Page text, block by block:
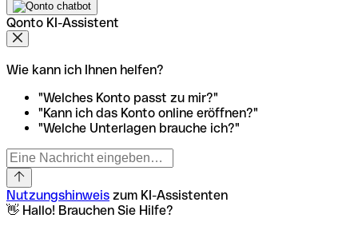
Qonto KI-Assistent
Wie kann ich Ihnen helfen?
"Welches Konto passt zu mir?"
"Kann ich das Konto online eröffnen?"
"Welche Unterlagen brauche ich?"
Nutzungshinweis zum KI-Assistenten
👋 Hallo! Brauchen Sie Hilfe?